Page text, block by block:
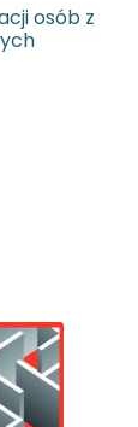
osób z